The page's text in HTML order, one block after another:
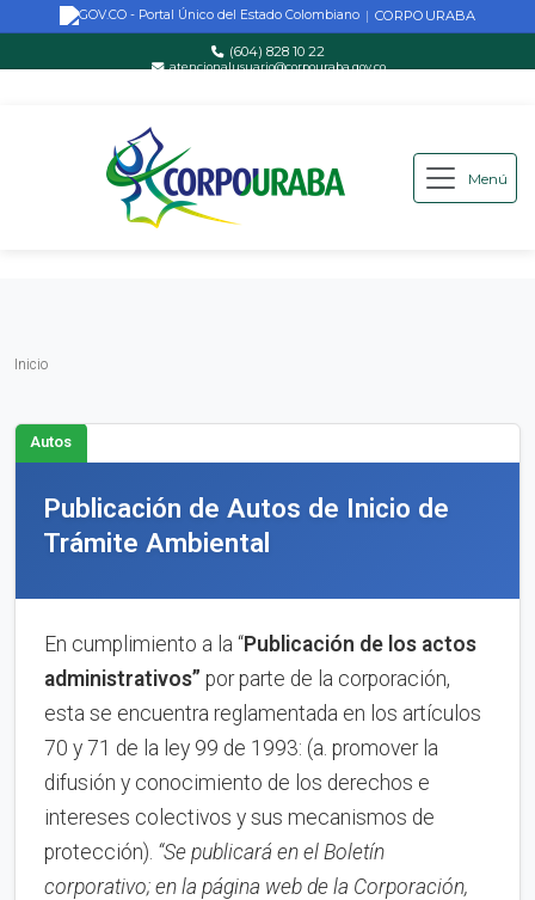
Saltar al contenido principal
| CORPOURABA
(604) 828 10 22
atencionalusuario@corpouraba.gov.co
Menú
Inicio
Autos
Publicación de Autos de Inicio de
Trámite Ambiental
En cumplimiento a la “Publicación de los actos
administrativos” por parte de la corporación,
esta se encuentra reglamentada en los artículos
70 y 71 de la ley 99 de 1993: (a. promover la
difusión y conocimiento de los derechos e
intereses colectivos y sus mecanismos de
protección). “Se publicará en el Boletín
corporativo; en la página web de la Corporación,